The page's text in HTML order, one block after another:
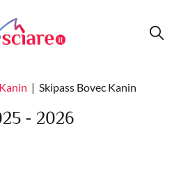
Skipass Bovec Kanin
- 2026